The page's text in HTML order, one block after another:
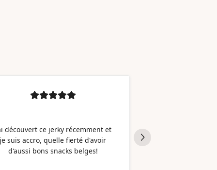
découvert ce jerky récemment et
je suis accro, quelle fierté d'avoir
d'aussi bons snacks belges!